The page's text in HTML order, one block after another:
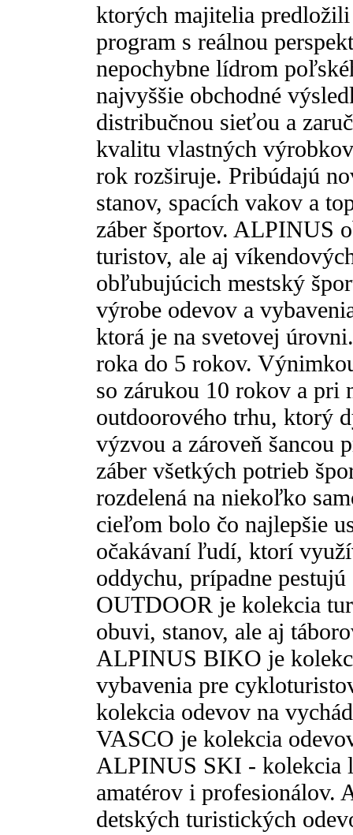
ktorých majitelia
program s reálnou
nepochybne lídrom
najvyššie obchodné
distribučnou sieťou a
kvalitu vlastných
rok rozširuje. Pribúdajú
stanov, spacích vakov a
záber športov. ALPINUS
turistov, ale aj
obľubujúcich mestský
výrobe odevov a
ktorá je na svetovej
roka do 5 rokov.
so zárukou 10 rokov a pri
outdoorového trhu, ktorý
výzvou a zároveň šancou
záber všetkých potrieb
rozdelená na niekoľko
cieľom bolo čo najlepšie
očakávaní ľudí, ktorí
oddychu, prípadne
OUTDOOR je kolekcia
obuvi, stanov, ale aj
ALPINUS BIKO je
vybavenia pre
kolekcia odevov na
VASCO je kolekcia
ALPINUS SKI - kolekcia
amatérov i
detských turistických